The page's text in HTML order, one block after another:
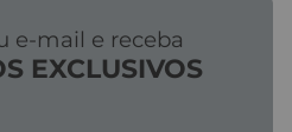
e-mail e receba
EXCLUSIVOS